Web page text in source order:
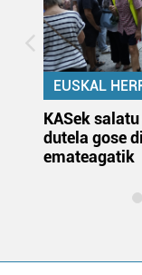
EUSKAL
KASek
dutela gose
emateagatik